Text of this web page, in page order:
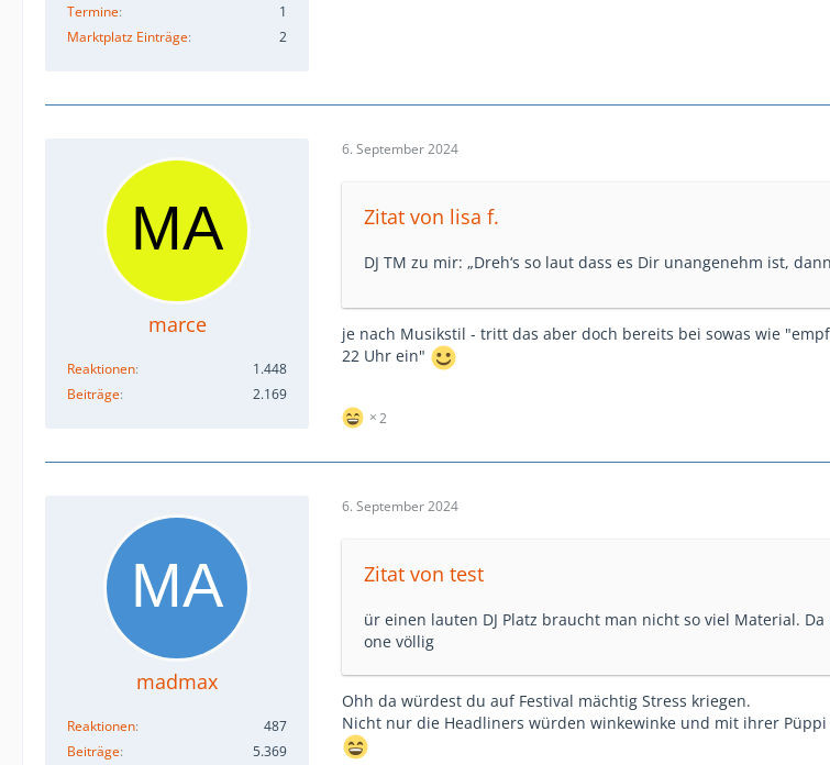
Termine
1
Marktplatz Einträge
2
marce
Reaktionen
1.448
Beiträge
2.169
6. September 2024
Zitat von lisa f.
DJ TM zu mir: „Dreh‘s so laut dass es Dir unangenehm ist,
je nach Musikstil - tritt das aber doch bereits bei sowas wie
22 Uhr ein"
2
madmax
Reaktionen
487
Beiträge
5.369
6. September 2024
Zitat von test
ür einen lauten DJ Platz braucht man nicht so viel Material.
one völlig
Ohh da würdest du auf Festival mächtig Stress kriegen.
Nicht nur die Headliners würden winkewinke und mit ihrer Püppi